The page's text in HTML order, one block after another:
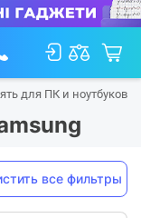
для ПК и ноутбуков
все фильтры